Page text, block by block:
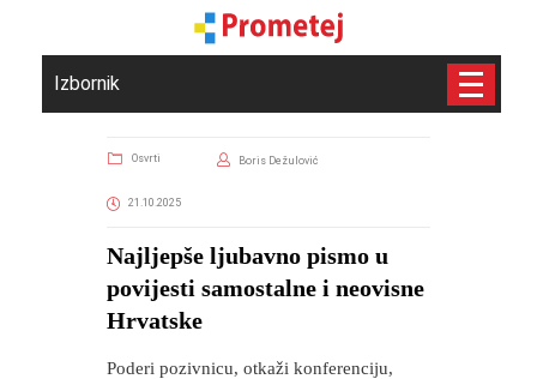
Izbornik
Osvrti Boris Dežulović
21.10.2025
Najljepše ljubavno pismo u
povijesti samostalne i neovisne
Hrvatske
Poderi pozivnicu, otkaži konferenciju,